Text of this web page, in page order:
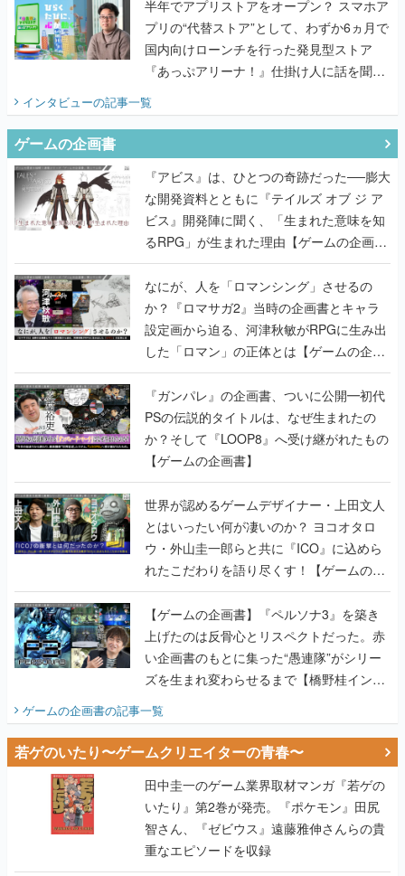
半年でアプリストアをオープン？ スマホア
プリの“代替ストア”として、わずか6ヵ月で
国内向けローンチを行った発見型ストア
『あっぷアリーナ！』仕掛け人に話を聞い
インタビューの記事一覧
ゲームの企画書
『アビス』は、ひとつの奇跡だった──膨大
な開発資料とともに『テイルズ オブ ジ ア
ビス』開発陣に聞く、「生まれた意味を知
るRPG」が生まれた理由【ゲームの企画
書】
なにが、人を「ロマンシング」させるの
か？『ロマサガ2』当時の企画書とキャラ
設定画から迫る、河津秋敏がRPGに生み出
した「ロマン」の正体とは【ゲームの企画
書】
『ガンパレ』の企画書、ついに公開━初代
PSの伝説的タイトルは、なぜ生まれたの
か？そして『LOOP8』へ受け継がれたもの
【ゲームの企画書】
世界が認めるゲームデザイナー・上田文人
とはいったい何が凄いのか？ ヨコオタロ
ウ・外山圭一郎らと共に『ICO』に込めら
れたこだわりを語り尽くす！【ゲームの企
画書】
【ゲームの企画書】『ペルソナ3』を築き
上げたのは反骨心とリスペクトだった。赤
い企画書のもとに集った“愚連隊”がシリー
ズを生まれ変わらせるまで【橋野桂インタ
ゲームの企画書の記事一覧
若ゲのいたり〜ゲームクリエイターの青春〜
田中圭一のゲーム業界取材マンガ『若ゲの
いたり』第2巻が発売。『ポケモン』田尻
智さん、『ゼビウス』遠藤雅伸さんらの貴
重なエピソードを収録